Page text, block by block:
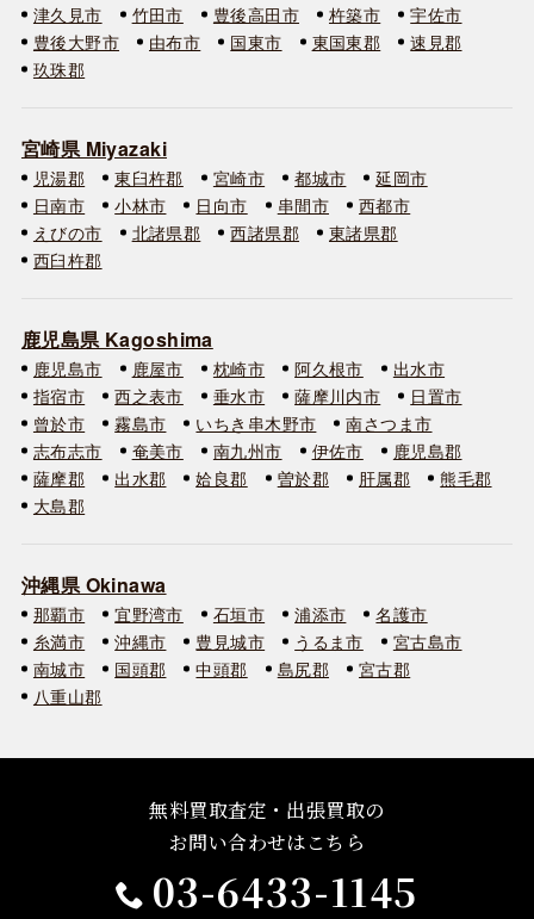
津久見市
竹田市 豊後高田市 杵築市
宇佐市
豊後大野市
由布市 国東市 東国東郡
速見郡
玖珠郡
宮崎県 Miyazaki
児湯郡 東臼杵郡 宮崎市 都城市
延岡市
日南市
小林市 日向市 串間市
西都市
えびの市
北諸県郡 西諸県郡
東諸県郡
西臼杵郡
鹿児島県 Kagoshima
鹿児島市 鹿屋市 枕崎市 阿久根市
出水市
指宿市
西之表市 垂水市 薩摩川内市
日置市
曾於市
霧島市 いちき串木野市
南さつま市
志布志市
奄美市 南九州市 伊佐市
鹿児島郡
薩摩郡
出水郡 姶良郡 曽於郡 肝属郡
熊毛郡
大島郡
沖縄県 Okinawa
那覇市 宜野湾市 石垣市 浦添市
名護市
糸満市
沖縄市 豊見城市 うるま市
宮古島市
南城市
国頭郡 中頭郡 島尻郡
宮古郡
八重山郡
無料買取査定・出張買取の
お問い合わせはこちら
03-6433-1145